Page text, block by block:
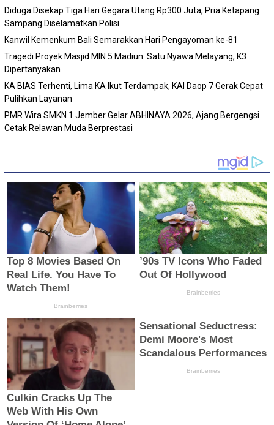
Diduga Disekap Tiga Hari Gegara Utang Rp300 Juta, Pria Ketapang
Sampang Diselamatkan Polisi
Kanwil Kemenkum Bali Semarakkan Hari Pengayoman ke-81
Tragedi Proyek Masjid MIN 5 Madiun: Satu Nyawa Melayang, K3
Dipertanyakan
KA BIAS Terhenti, Lima KA Ikut Terdampak, KAI Daop 7 Gerak Cepat
Pulihkan Layanan
PMR Wira SMKN 1 Jember Gelar ABHINAYA 2026, Ajang Bergengsi
Cetak Relawan Muda Berprestasi